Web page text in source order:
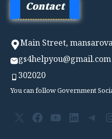
Contact
Main Street,
gs4helpyou@gmail.com
302020
You can follow Government
X Facebook
YouTube